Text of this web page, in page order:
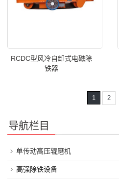
RCDC型风冷自卸式电磁除
铁器
1 2
导航栏目
单传动高压辊磨机
高强除铁设备